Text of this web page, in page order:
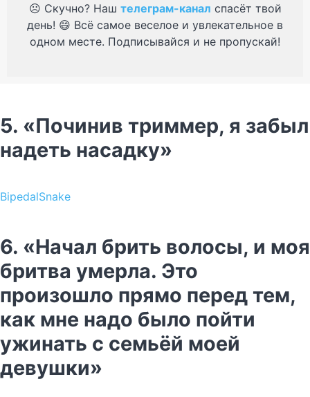
☹️ Скучно? Наш телеграм-канал спасёт твой
день! 😄 Всё самое веселое и увлекательное в
одном месте. Подписывайся и не пропускай!
5. «Починив триммер, я забыл
надеть насадку»
BipedalSnake
6. «Начал брить волосы, и моя
бритва умерла. Это
произошло прямо перед тем,
как мне надо было пойти
ужинать с семьёй моей
девушки»